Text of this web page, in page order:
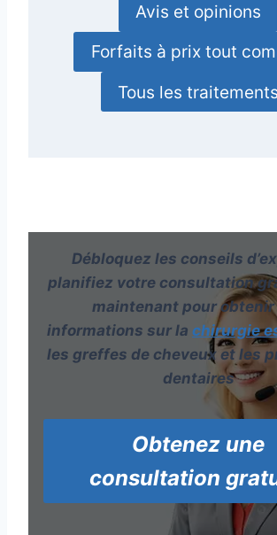
Avis et opinions
Forfaits à prix tout
Tous les traitements
Débloquez les conseils
planifiez votre consultation
maintenant pour obtenir
informations sur la chirurgie
les greffes de cheveux et les
dentaires
Obtenez une
consultation